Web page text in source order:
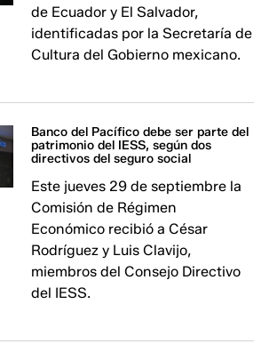
de Ecuador y El Salvador,
identificadas por la Secretaría de
Cultura del Gobierno mexicano.
Banco del Pacífico debe ser parte del
patrimonio del IESS, según dos
directivos del seguro social
Este jueves 29 de septiembre la
Comisión de Régimen
Económico recibió a César
Rodríguez y Luis Clavijo,
miembros del Consejo Directivo
del IESS.